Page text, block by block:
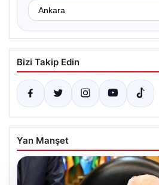
Bizi Takip Edin
Yan Manşet